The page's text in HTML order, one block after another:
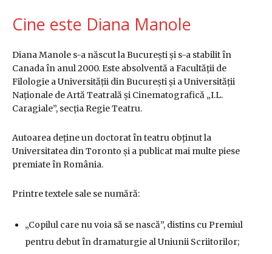
Cine este Diana Manole
Diana Manole s-a născut la București și s-a stabilit în
Canada în anul 2000. Este absolventă a Facultății de
Filologie a Universității din București și a Universității
Naționale de Artă Teatrală și Cinematografică „I.L.
Caragiale”, secția Regie Teatru.
Autoarea deține un doctorat în teatru obținut la
Universitatea din Toronto și a publicat mai multe piese
premiate în România.
Printre textele sale se numără:
„Copilul care nu voia să se nască”, distins cu Premiul
pentru debut în dramaturgie al Uniunii Scriitorilor;